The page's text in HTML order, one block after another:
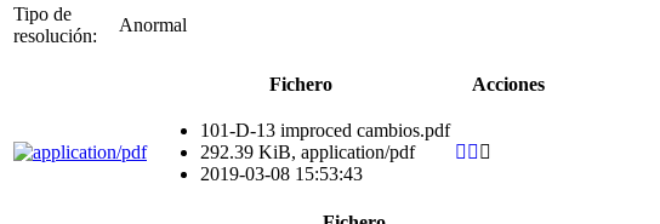
Tipo de
resolución:
Anormal
Fichero Acciones
101-D-13 improced cambios.pdf
292.39 KiB, application/pdf
2019-03-08 15:53:43